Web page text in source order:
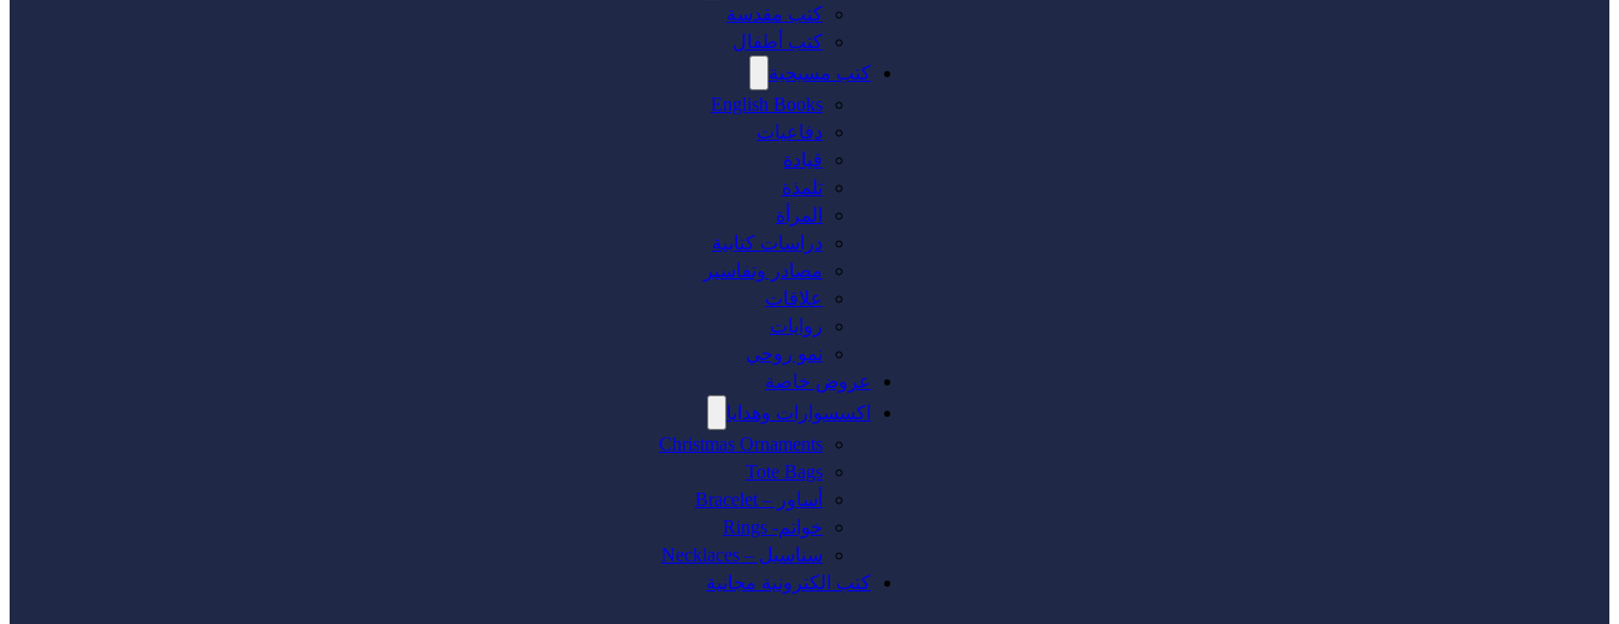
كتب مقدسة
كتب أطفال
كتب مسيحية
English Books
دفاعيات
قيادة
تلمذة
المرأة
دراسات كتابية
مصادر وتفاسير
علاقات
روايات
نمو روحي
عروض خاصة
اكسسوارات وهدايا
Christmas Ornaments
Tote Bags
أساور – Bracelet
خواتم- Rings
سناسيل – Necklaces
كتب الكترونية مجانية